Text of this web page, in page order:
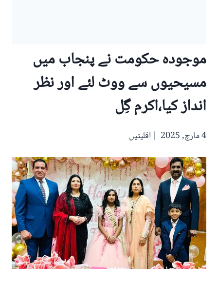
موجودہ حکومت نے پنجاب میں
مسیحیوں سے ووٹ لئے اور نظر
انداز کیا،اکرم گِل
4 مارچ, 2025 اقلیتیں